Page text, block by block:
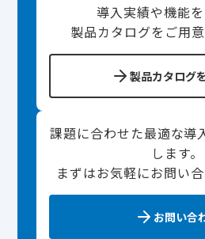
導入実績や機能
製品カタログをご用意
製品カタログ
課題に合わせた最適な導
します。
まずはお気軽にお問い
お問い合